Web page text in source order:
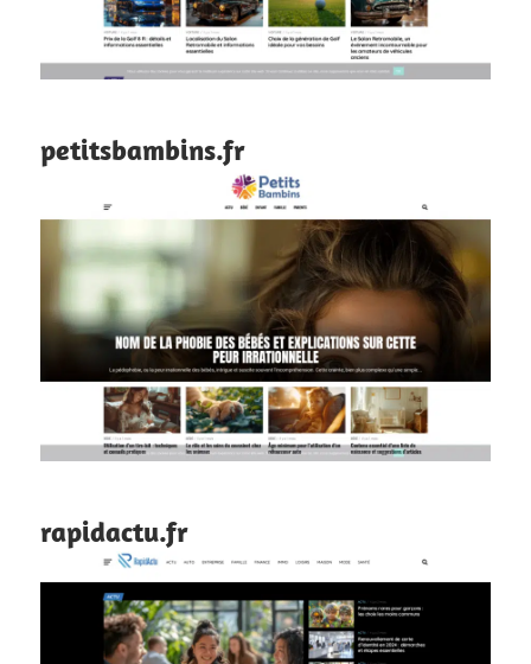
petitsbambins.fr
rapidactu.fr